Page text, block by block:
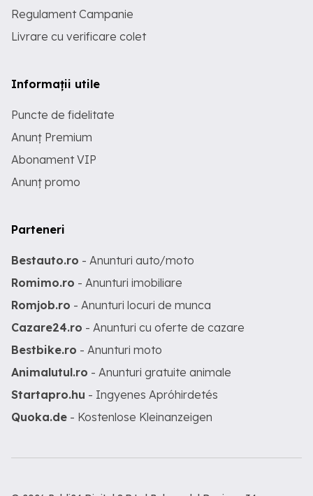
Regulament Campanie
Livrare cu verificare colet
Informații utile
Puncte de fidelitate
Anunț Premium
Abonament VIP
Anunț promo
Parteneri
Bestauto.ro - Anunturi auto/moto
Romimo.ro - Anunturi imobiliare
Romjob.ro - Anunturi locuri de munca
Cazare24.ro - Anunturi cu oferte de cazare
Bestbike.ro - Anunturi moto
Animalutul.ro - Anunturi gratuite animale
Startapro.hu - Ingyenes Apróhirdetés
Quoka.de - Kostenlose Kleinanzeigen